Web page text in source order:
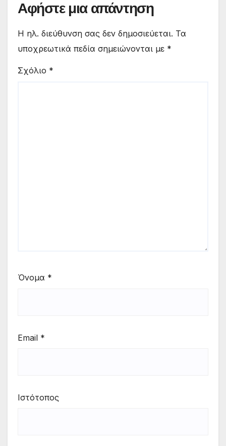
Αφήστε μια απάντηση
Η ηλ. διεύθυνση σας δεν δημοσιεύεται. Τα
υποχρεωτικά πεδία σημειώνονται με *
Σχόλιο *
Όνομα *
Email *
Ιστότοπος